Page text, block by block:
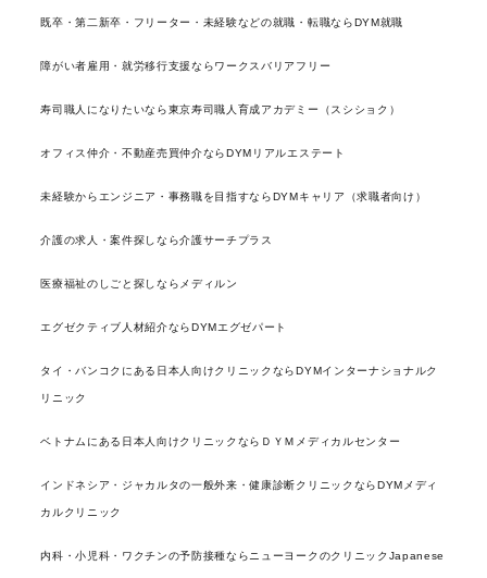
既卒・第二新卒・フリーター・未経験などの就職・転職ならDYM就職
障がい者雇用・就労移行支援ならワークスバリアフリー
寿司職人になりたいなら東京寿司職人育成アカデミー（スシショク）
オフィス仲介・不動産売買仲介ならDYMリアルエステート
未経験からエンジニア・事務職を目指すならDYMキャリア（求職者向け）
介護の求人・案件探しなら介護サーチプラス
医療福祉のしごと探しならメディルン
エグゼクティブ人材紹介ならDYMエグゼパート
タイ・バンコクにある日本人向けクリニックならDYMインターナショナルク
リニック
ベトナムにある日本人向けクリニックならＤＹＭメディカルセンター
インドネシア・ジャカルタの一般外来・健康診断クリニックならDYMメディ
カルクリニック
内科・小児科・ワクチンの予防接種ならニューヨークのクリニックJapanese